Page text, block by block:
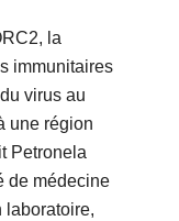
la
immunitaires
virus au
une région
Petronela
de médecine
laboratoire,